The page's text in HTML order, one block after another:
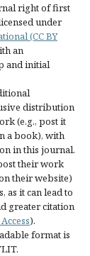
right of first
under
(CC BY
an
and initial
distribution
(e.g., post it
a book), with
in this journal.
their work
their website)
as it can lead to
greater citation
).
format is